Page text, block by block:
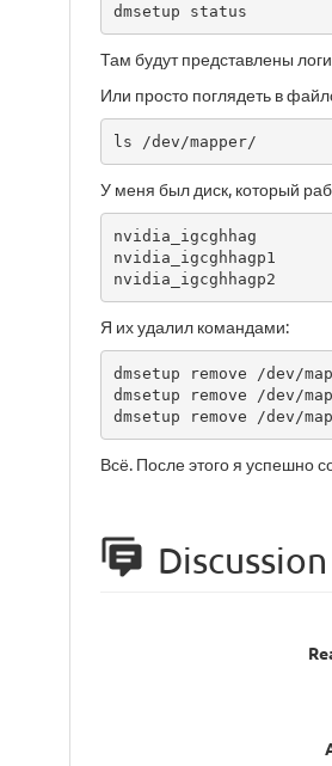
dmsetup status
Там будут представлены
Или просто поглядеть в
ls /dev/mapper/
У меня был диск, который
nvidia_igcghhag
nvidia_igcghhagp1
nvidia_igcghhagp2
Я их удалил командами:
dmsetup remove /dev/
dmsetup remove /dev/
dmsetup remove /dev/
Всё. После этого я успешно
Discussion